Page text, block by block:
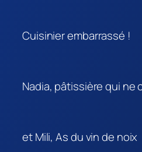
Cuisinier embarrassé !
Nadia, pâtissière qui ne
et Mili, As du vin de noix